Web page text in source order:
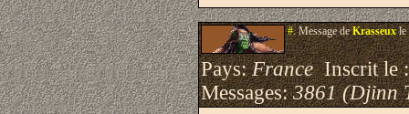
#.Message deKrasseuxle
Pays:FranceInscrit le
Messages:3861 (Djinn